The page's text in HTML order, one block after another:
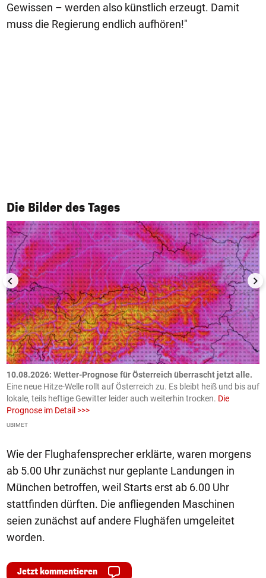
Gewissen – werden also künstlich erzeugt. Damit
muss die Regierung endlich aufhören!"
Die Bilder des Tages
1/50
10.08.2026: Wetter-Prognose für Österreich überrascht jetzt alle.
Eine neue Hitze-Welle rollt auf Österreich zu. Es bleibt heiß und bis auf
lokale, teils heftige Gewitter leider auch weiterhin trocken. Die
Prognose im Detail >>>
UBIMET
Wie der Flughafensprecher erklärte, waren morgens
ab 5.00 Uhr zunächst nur geplante Landungen in
München betroffen, weil Starts erst ab 6.00 Uhr
stattfinden dürften. Die anfliegenden Maschinen
seien zunächst auf andere Flughäfen umgeleitet
worden.
Jetzt kommentieren